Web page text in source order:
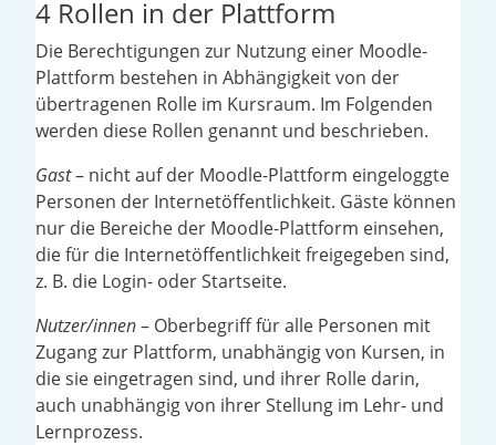
4 Rollen in der Plattform
Die Berechtigungen zur Nutzung einer Moodle-
Plattform bestehen in Abhängigkeit von der
übertragenen Rolle im Kursraum. Im Folgenden
werden diese Rollen genannt und beschrieben.
Gast– nicht auf der Moodle-Plattform eingeloggte
Personen der Internetöffentlichkeit. Gäste können
nur die Bereiche der Moodle-Plattform einsehen,
die für die Internetöffentlichkeit freigegeben sind,
z. B. die Login- oder Startseite.
Nutzer/innen– Oberbegriff für alle Personen mit
Zugang zur Plattform, unabhängig von Kursen, in
die sie eingetragen sind, und ihrer Rolle darin,
auch unabhängig von ihrer Stellung im Lehr- und
Lernprozess.